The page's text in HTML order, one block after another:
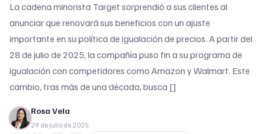
La cadena minorista Target sorprendió a sus clientes al
anunciar que renovará sus beneficios con un ajuste
importante en su política de igualación de precios. A partir del
28 de julio de 2025, la compañía puso fin a su programa de
igualación con competidores como Amazon y Walmart. Este
cambio, tras más de una década, busca []
Rosa Vela
29 de julio de 2025